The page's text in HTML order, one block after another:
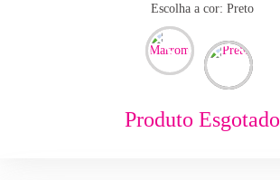
Escolha a cor: preto
Produto Esgotado